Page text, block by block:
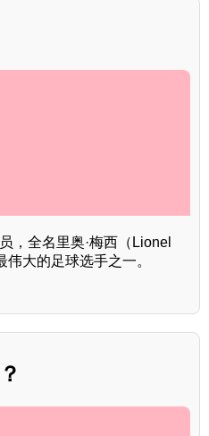
，全名里奥·梅西（Lionel
大的足球选手之一。